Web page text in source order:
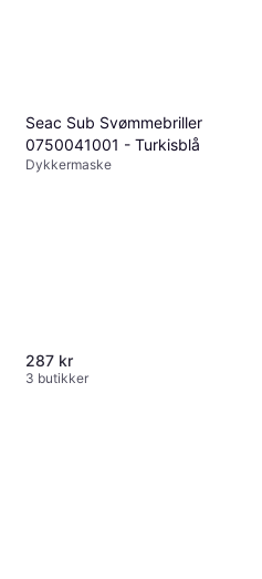
Seac Sub Svømmebriller
0750041001 - Turkisblå
Dykkermaske
287 kr
3 butikker